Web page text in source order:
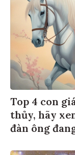
Top 4 con
thủy, hãy
đàn ông